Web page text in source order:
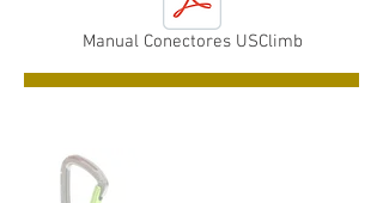
Manual Conectores USClimb